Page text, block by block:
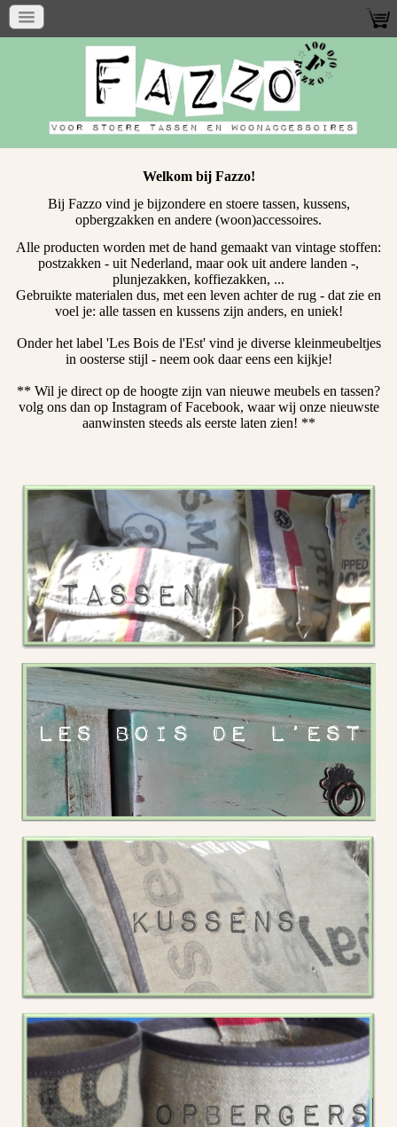
Welkom bij Fazzo!
Bij Fazzo vind je bijzondere en stoere tassen, kussens,
opbergzakken en andere (woon)accessoires.
Alle producten worden met de hand gemaakt van vintage stoffen:
postzakken - uit Nederland, maar ook uit andere landen -,
plunjezakken, koffiezakken, ...
Gebruikte materialen dus, met een leven achter de rug - dat zie en
voel je: alle tassen en kussens zijn anders, en uniek!
Onder het label 'Les Bois de l'Est' vind je diverse kleinmeubeltjes
in oosterse stijl - neem ook daar eens een kijkje!
** Wil je direct op de hoogte zijn van nieuwe meubels en tassen?
volg ons dan op Instagram of Facebook, waar wij onze nieuwste
aanwinsten steeds als eerste laten zien! **